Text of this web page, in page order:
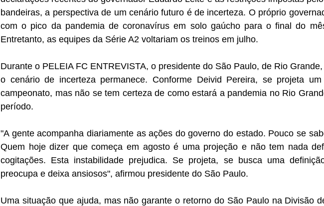
bandeiras, a perspectiva de um cenário futuro é de incerteza. O próprio
com o pico da pandemia de coronavírus em solo gaúcho para o final do
Entretanto, as equipes da Série A2 voltariam os treinos em julho.
Durante o PELEIA FC ENTREVISTA, o presidente do São Paulo, de Rio
o cenário de incerteza permanece. Conforme Deivid Pereira, se projeta
campeonato, mas não se tem certeza de como estará a pandemia no Rio
período.
"A gente acompanha diariamente as ações do governo do estado. Pouco se
Quem hoje dizer que começa em agosto é uma projeção e não tem nada
cogitações. Esta instabilidade prejudica. Se projeta, se busca uma
preocupa e deixa ansiosos", afirmou presidente do São Paulo.
Uma situação que ajuda, mas não garante o retorno do São Paulo na Divisão